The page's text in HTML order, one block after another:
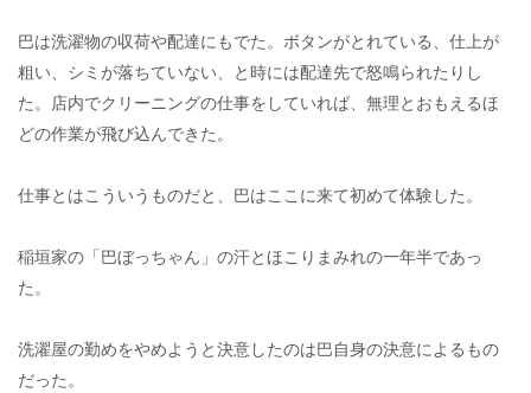
巴は洗濯物の収荷や配達にもでた。ボタンがとれている、仕上が
粗い、シミが落ちていない、と時には配達先で怒鳴られたりし
た。店内でクリーニングの仕事をしていれば、無理とおもえるほ
どの作業が飛び込んできた。
仕事とはこういうものだと、巴はここに来て初めて体験した。
稲垣家の「巴ぼっちゃん」の汗とほこりまみれの一年半であっ
た。
洗濯屋の勤めをやめようと決意したのは巴自身の決意によるもの
だった。